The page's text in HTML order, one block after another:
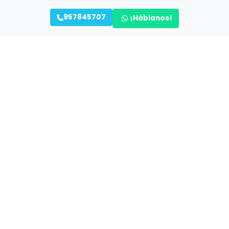
957845707 ¡Háblanos!